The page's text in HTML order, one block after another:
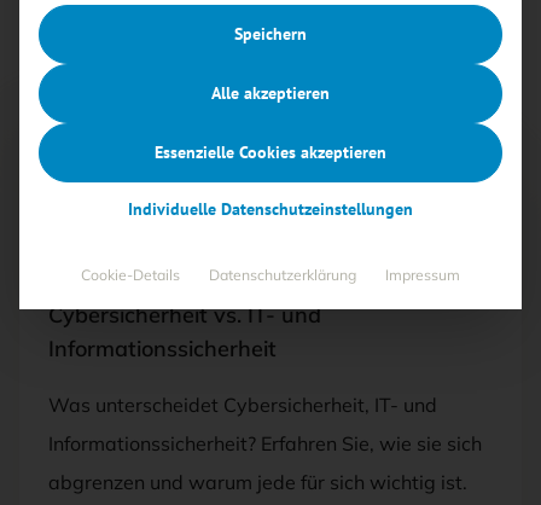
<kes>+
SECURITY-MANAGEMENT
Cybersicherheit vs. IT- und
Informationssicherheit
Was unterscheidet Cybersicherheit, IT- und
Informationssicherheit? Erfahren Sie, wie sie sich
abgrenzen und warum jede für sich wichtig ist.
Speichern
Alle akzeptieren
Essenzielle Cookies akzeptieren
Individuelle Datenschutzeinstellungen
Cookie-Details Datenschutzerklärung Impressum